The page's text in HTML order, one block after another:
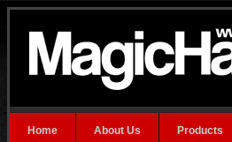
Home About Us Products